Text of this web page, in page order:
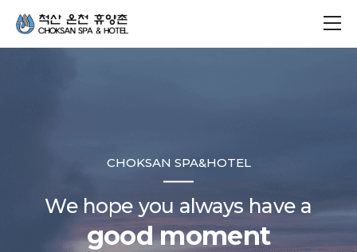
CHOKSAN SPA&HOTEL
We hope you always have a
good moment